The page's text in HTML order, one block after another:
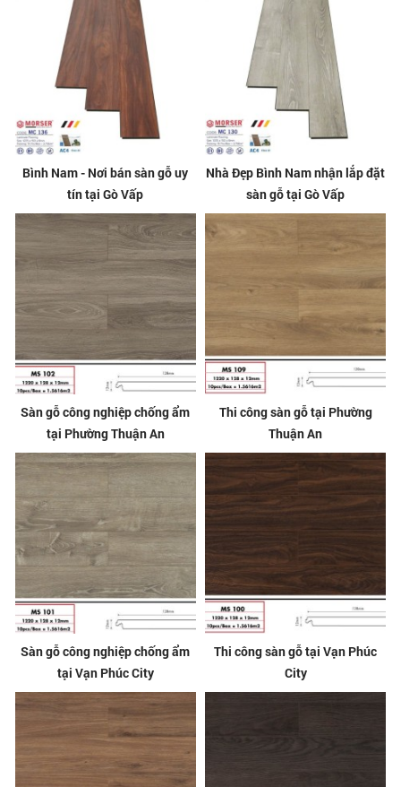
Bình Nam - Nơi bán sàn gỗ uy
tín tại Gò Vấp
Nhà Đẹp Bình Nam nhận lắp đặt
sàn gỗ tại Gò Vấp
Sàn gỗ công nghiệp chống ẩm
tại Phường Thuận An
Thi công sàn gỗ tại Phường
Thuận An
Sàn gỗ công nghiệp chống ẩm
tại Vạn Phúc City
Thi công sàn gỗ tại Vạn Phúc
City